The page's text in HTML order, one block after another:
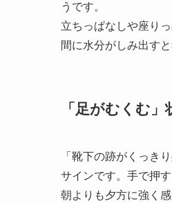
うです。
立ちっぱなしや座り
間に水分がしみ出す
「足がむくむ
「靴下の跡がくっき
サインです。手で押
朝よりも夕方に強く